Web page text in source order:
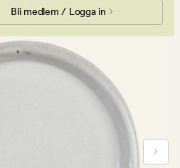
Bli medlem / Logga in